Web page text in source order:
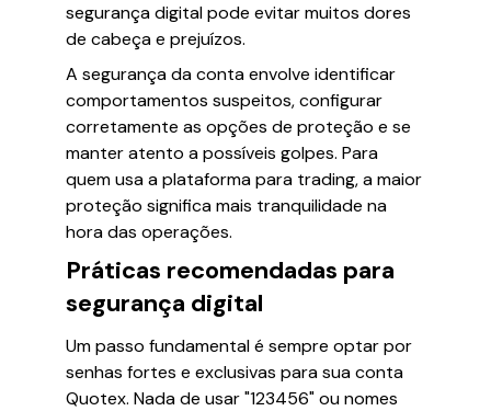
segurança digital pode evitar muitos dores
de cabeça e prejuízos.
A segurança da conta envolve identificar
comportamentos suspeitos, configurar
corretamente as opções de proteção e se
manter atento a possíveis golpes. Para
quem usa a plataforma para trading, a maior
proteção significa mais tranquilidade na
hora das operações.
Práticas recomendadas para
segurança digital
Um passo fundamental é sempre optar por
senhas fortes e exclusivas para sua conta
Quotex. Nada de usar "123456" ou nomes